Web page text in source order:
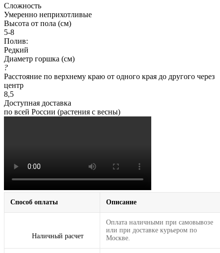
Сложность
Умеренно неприхотливые
Высота от пола (см)
5-8
Полив:
Редкий
Диаметр горшка (см)
?
Расстояние по верхнему краю от одного края до другого через
центр
8,5
Доступная доставка
по всей России (растения с весны)
Способ оплаты Описание
Наличный расчет
Оплата наличными при самовывозе
или при доставке курьером по
Москве.